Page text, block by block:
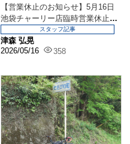
【営業休止のお知らせ】5月16日
池袋チャーリー店臨時営業休止中
津森 弘晃
2026/05/16
358
スタッフ記事